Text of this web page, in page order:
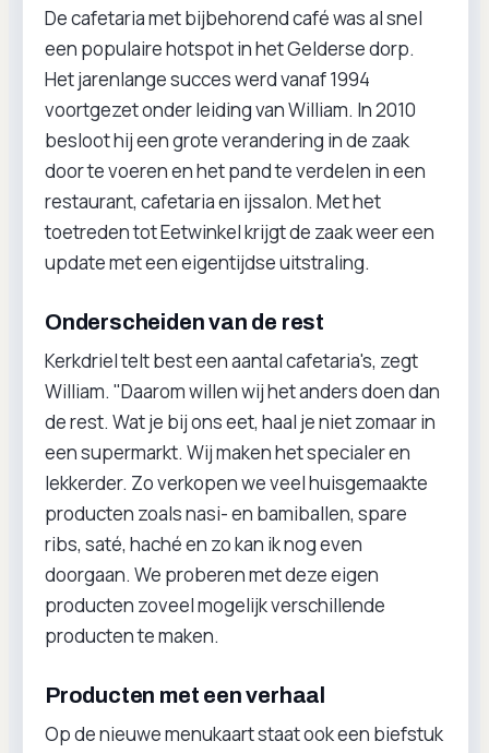
De cafetaria met bijbehorend café was al snel
een populaire hotspot in het Gelderse dorp.
Het jarenlange succes werd vanaf 1994
voortgezet onder leiding van William. In 2010
besloot hij een grote verandering in de zaak
door te voeren en het pand te verdelen in een
restaurant, cafetaria en ijssalon. Met het
toetreden tot Eetwinkel krijgt de zaak weer een
update met een eigentijdse uitstraling.
Onderscheiden van de rest
Kerkdriel telt best een aantal cafetaria's, zegt
William. "Daarom willen wij het anders doen dan
de rest. Wat je bij ons eet, haal je niet zomaar in
een supermarkt. Wij maken het specialer en
lekkerder. Zo verkopen we veel huisgemaakte
producten zoals nasi- en bamiballen, spare
ribs, saté, haché en zo kan ik nog even
doorgaan. We proberen met deze eigen
producten zoveel mogelijk verschillende
producten te maken.
Producten met een verhaal
Op de nieuwe menukaart staat ook een biefstuk